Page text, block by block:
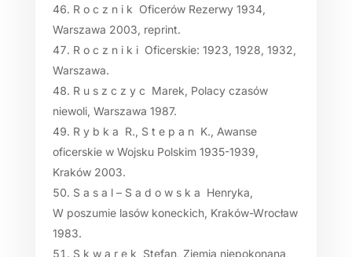
R o c z n i k Oficerów Rezerwy 1934,
Warszawa 2003, reprint.
R o c z n i k i Oficerskie: 1923, 1928, 1932,
Warszawa.
R u s z c z y c Marek, Polacy czasów
niewoli, Warszawa 1987.
R y b k a R., S t e p a n K., Awanse
oficerskie w Wojsku Polskim 1935-1939,
Kraków 2003.
S a s a l – S a d o w s k a Henryka,
W poszumie lasów koneckich, Kraków-Wrocław
1983.
S k w a r e k Stefan, Ziemia niepokonana,